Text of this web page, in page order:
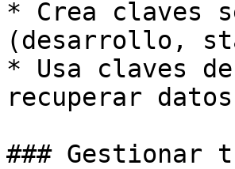
* Crea claves
(desarrollo,
* Usa claves
recuperar datos
### Gestionar